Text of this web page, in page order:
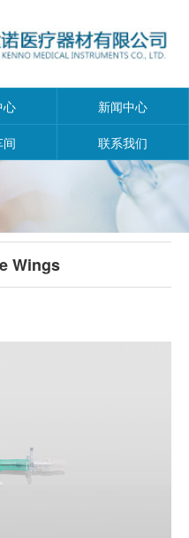
心 新闻中心
联系我们
Wings